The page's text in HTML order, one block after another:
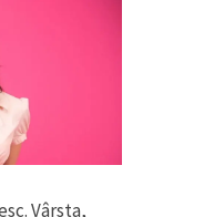
Vârsta,